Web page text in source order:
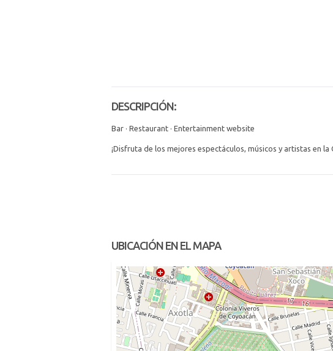
DESCRIPCIÓN:
Bar · Restaurant · Entertainment website
¡Disfruta de los mejores espectáculos, músicos y artistas en la
UBICACIÓN EN EL MAPA